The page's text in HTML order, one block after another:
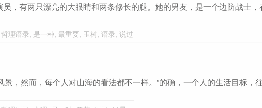
，有两只漂亮的大眼睛和两条修长的腿。她的男友，是一个边防战士
哲理语录, 是一种, 最重要, 玉树, 语录, 说过
，然而，每个人对山海的看法都不一样。”的确，一个人的生活目标，